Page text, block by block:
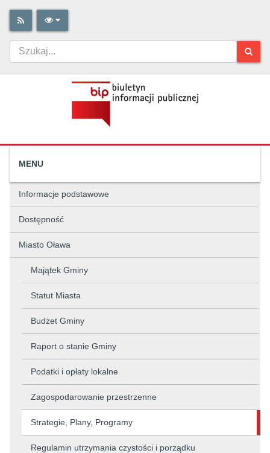
MENU
Informacje podstawowe
Dostępność
Miasto Oława
Majątek Gminy
Statut Miasta
Budżet Gminy
Raport o stanie Gminy
Podatki i opłaty lokalne
Zagospodarowanie przestrzenne
Strategie, Plany, Programy
Regulamin utrzymania czystości i porządku